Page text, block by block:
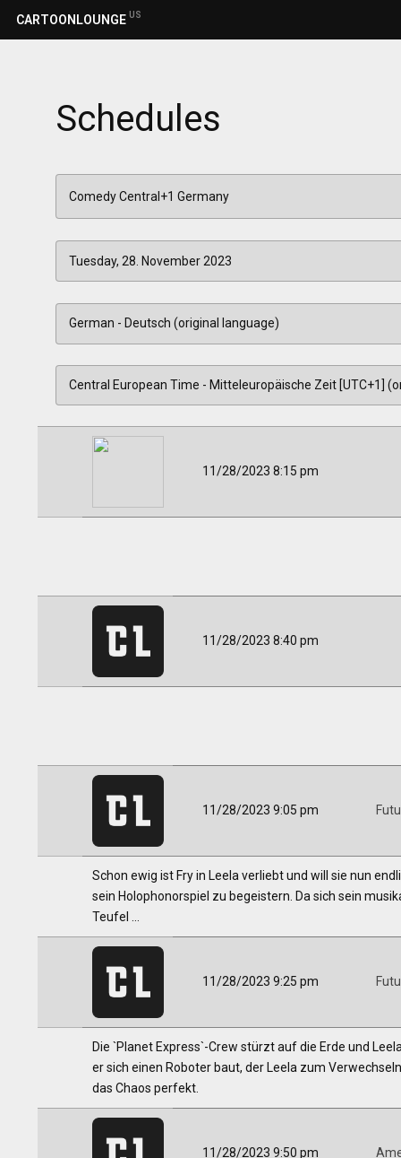
CARTOONLOUNGE US
Schedules
11/28/2023 8:15 pm
11/28/2023 8:40 pm
11/28/2023 9:05 pm
Schon ewig ist Fry in Leela verliebt und will sie nun
sein Holophonorspiel zu begeistern. Da sich sein
Teufel ...
11/28/2023 9:25 pm
Die `Planet Express`-Crew stürzt auf die Erde und
er sich einen Roboter baut, der Leela zum
das Chaos perfekt.
11/28/2023 9:50 pm